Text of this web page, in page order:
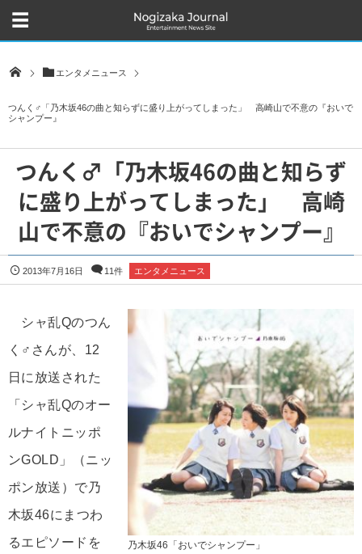
エンタメニュース
つんく♂「乃木坂46の曲と知らずに盛り上がってしまった」 高崎山で不意の『おいで
シャンプー』
つんく♂「乃木坂46の曲と知らず
に盛り上がってしまった」 高崎
山で不意の『おいでシャンプー』
2013年7月16日 11件 エンタメニュース
乃木坂46「おいでシャンプー」
シャ乱Qのつん
く♂さんが、12
日に放送された
「シャ乱Qのオー
ルナイトニッポ
ンGOLD」（ニッ
ポン放送）で乃
木坂46にまつわ
るエピソードを